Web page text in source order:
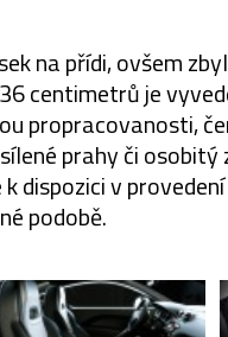
na přídi, ovšem
centimetrů je
propracovanosti,
prahy či osobitý
dispozici v
podobě.